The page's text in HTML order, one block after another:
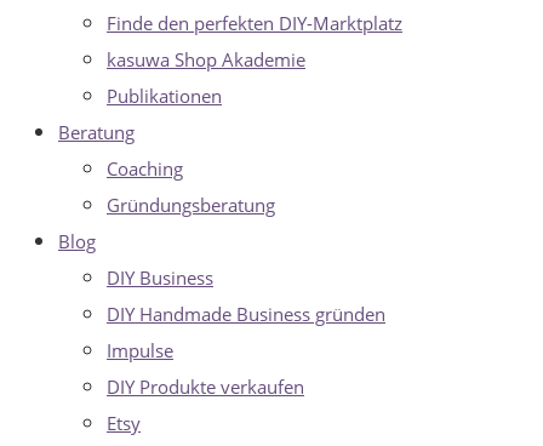
Finde den perfekten DIY-Marktplatz
kasuwa Shop Akademie
Publikationen
Beratung
Coaching
Gründungsberatung
Blog
DIY Business
DIY Handmade Business gründen
Impulse
DIY Produkte verkaufen
Etsy